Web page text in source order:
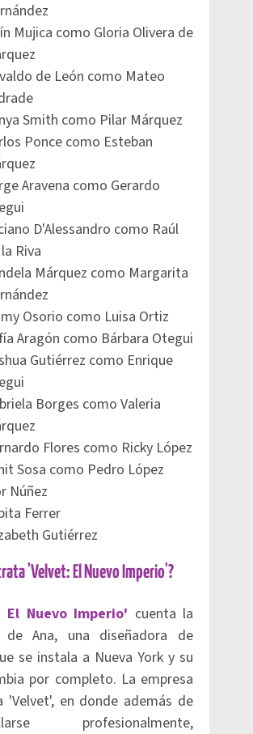
Mujica como Gloria Olivera de
de León como Mateo
Smith como Pilar Márquez
Ponce como Esteban
Aravena como Gerardo
D'Alessandro como Raúl
Riva
Márquez como Margarita
Osorio como Luisa Ortiz
Aragón como Bárbara Otegui
Gutiérrez como Enrique
Borges como Valeria
Flores como Ricky López
Sosa como Pedro López
Núñez
Ferrer
Gutiérrez
'Velvet: El Nuevo Imperio'?
El Nuevo Imperio' cuenta la
de Ana, una diseñadora de
se instala a Nueva York y su
por completo. La empresa
'Velvet', en donde además de
profesionalmente,